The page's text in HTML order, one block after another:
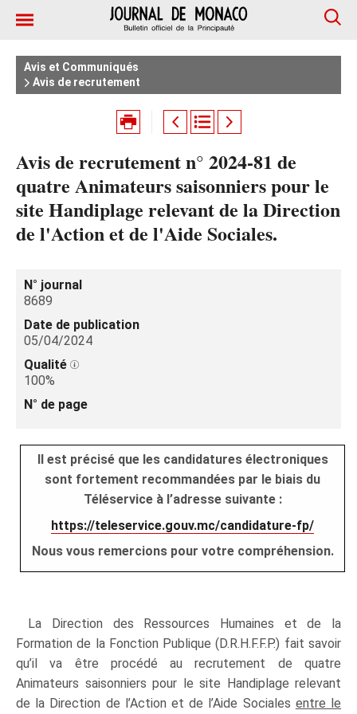
Avis et Communiqués
Avis de recrutement
Avis de recrutement n° 2024-81 de
quatre Animateurs saisonniers pour le
site Handiplage relevant de la Direction
de l'Action et de l'Aide Sociales.
N° journal
8689
Date de publication
05/04/2024
Qualité
100%
N° de page
Il est précisé que les candidatures électroniques
sont fortement recommandées par le biais du
Téléservice à l’adresse suivante :
https://teleservice.gouv.mc/candidature-fp/
Nous vous remercions pour votre compréhension.
La Direction des Ressources Humaines et de la
Formation de la Fonction Publique (D.R.H.F.F.P.) fait savoir
qu’il va être procédé au recrutement de quatre
Animateurs saisonniers pour le site Handiplage relevant
de la Direction de l’Action et de l’Aide Sociales entre le